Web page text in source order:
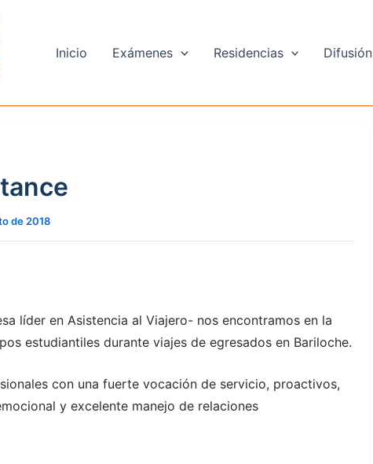
Inicio Exámenes Residencias Difusión
de 2018
líder en Asistencia al Viajero- nos encontramos en la
estudiantiles durante viajes de egresados en Bariloche.
con una fuerte vocación de servicio, proactivos,
y excelente manejo de relaciones